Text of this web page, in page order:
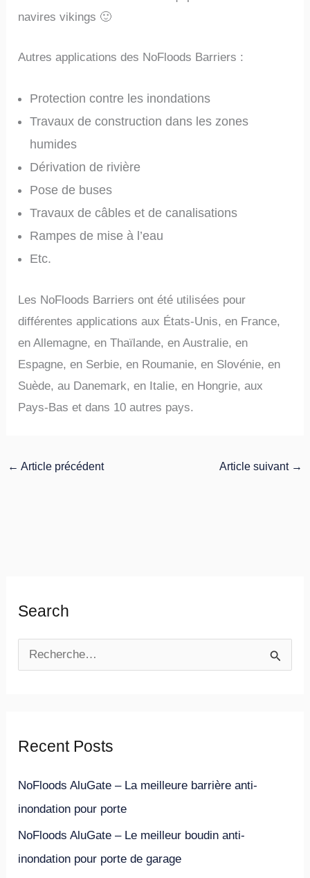
navires vikings 🙂
Autres applications des NoFloods Barriers :
Protection contre les inondations
Travaux de construction dans les zones
humides
Dérivation de rivière
Pose de buses
Travaux de câbles et de canalisations
Rampes de mise à l’eau
Etc.
Les NoFloods Barriers ont été utilisées pour
différentes applications aux États-Unis, en France,
en Allemagne, en Thaïlande, en Australie, en
Espagne, en Serbie, en Roumanie, en Slovénie, en
Suède, au Danemark, en Italie, en Hongrie, aux
Pays-Bas et dans 10 autres pays.
← Article précédent Article suivant →
Search
eRecent Posts
NoFloods AluGate – La meilleure barrière anti-
inondation pour porte
NoFloods AluGate – Le meilleur boudin anti-
inondation pour porte de garage